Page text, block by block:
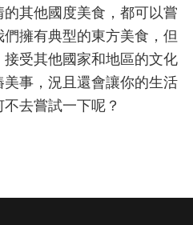
其他國度美食，都可以嘗
擁有典型的東方美食，但
受其他國家和地區的文化
事，況且還會讓你的生活
去嘗試一下呢？